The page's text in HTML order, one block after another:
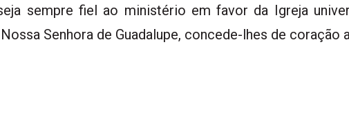
sempre fiel ao ministério em favor da Igreja
Senhora de Guadalupe, concede-lhes de coração